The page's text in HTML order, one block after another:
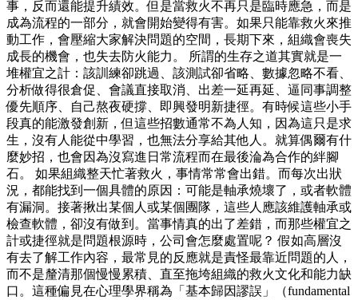
事，反而還能提升績效。但是當救火不再只是臨時應急，而是
成為流程的一部分，就會開始變得有害。如果只能靠救火來推
動工作，會壓縮大家解決問題的空間，長期下來，組織會喪失
成長的機會，也失去防火能力。 所謂的生存之道其實就是一
堆權宜之計：該訓練卻跳過、該測試卻省略、數據忽略不看、
分析做得很倉促、會議直接取消、出差一延再延、逼同事調整
優先順序、自己熬夜硬撐、即興發明新捷徑。有時候這些小手
段真的能激發創新，但這些招數通常不為人知，因為這只是求
生，沒有人能從中學習，也無法分享給其他人。就算偶爾有什
麼妙招，也會因為沒寫進日常流程而在最後淪為合作的絆腳
石。 如果組織整天忙著救火，事情常常會出錯。而每次出狀
況，都能找到一個具體的原因：可能是軸承燒壞了，或者軟體
有漏洞。接著揪出某個人或某個團隊，這些人應該維護軸承或
檢查軟體，卻沒有做到。當事情真的出了差錯，而那些權宜之
計或捷徑就是問題根源時，公司會怎麼處置呢？ 假如高層沒
有去了解工作內容，最常見的反應就是責怪最靠近問題的人，
而不是釐清那個慢慢累積、直至拖垮組織的救火文化和能力缺
口。這種偏見在心理學界稱為「基本歸因謬誤」（fundamental